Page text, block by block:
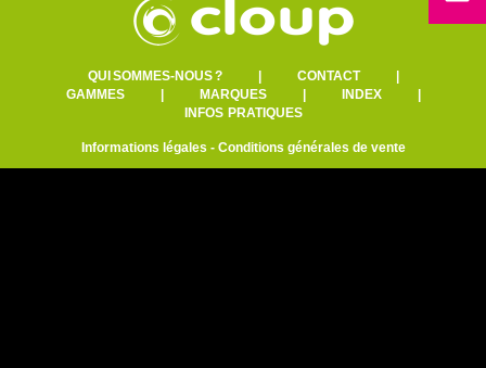
QUI SOMMES-NOUS ?| CONTACT|
GAMMES| MARQUES| INDEX|
INFOS PRATIQUES
Informations légales - Conditions générales de vente